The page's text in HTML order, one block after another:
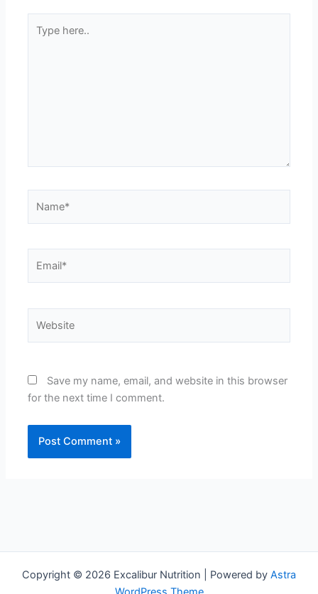
here..
Save my name, email, and website in this browser
for the next time I comment.
Copyright © 2026 Excalibur Nutrition | Powered by Astra